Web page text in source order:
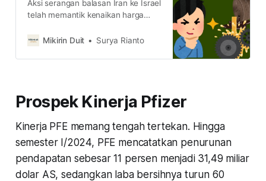
Aksi serangan balasan Iran ke Israel
telah memantik kenaikan harga
mengelola banyak ladang migas di
siapa 3 besar pemain hulu migas
Mikirin Duit Surya Rianto
Prospek Kinerja Pfizer
Kinerja PFE memang tengah tertekan. Hingga
semester I/2024, PFE mencatatkan penurunan
pendapatan sebesar 11 persen menjadi 31,49 miliar
dolar AS, sedangkan laba bersihnya turun 60